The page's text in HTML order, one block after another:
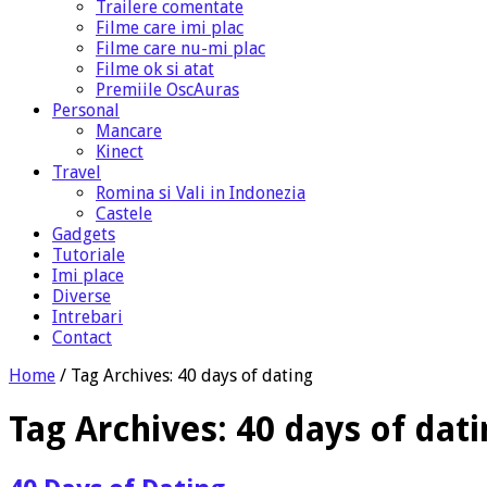
Trailere comentate
Filme care imi plac
Filme care nu-mi plac
Filme ok si atat
Premiile OscAuras
Personal
Mancare
Kinect
Travel
Romina si Vali in Indonezia
Castele
Gadgets
Tutoriale
Imi place
Diverse
Intrebari
Contact
Home / Tag Archives: 40 days of dating
Tag Archives: 40 days of